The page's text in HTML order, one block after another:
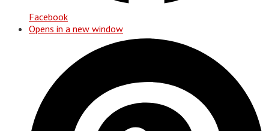
Facebook
Opens in a new window